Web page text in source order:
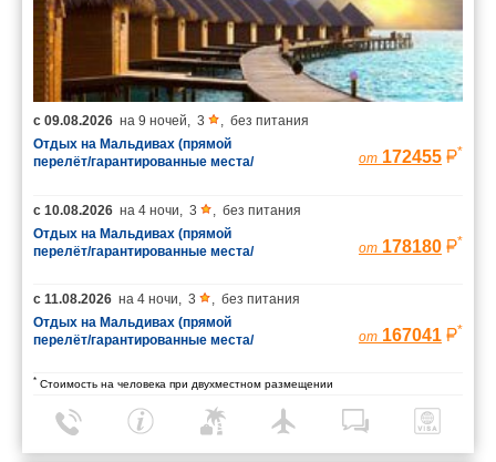
с 09.08.2026 на 9 ночей 3
без питания
Отдых на Мальдивах (прямой
перелёт/гарантированные места/
от 172455 *
с 10.08.2026 на 4 ночи 3
без питания
Отдых на Мальдивах (прямой
перелёт/гарантированные места/
от 178180 *
с 11.08.2026 на 4 ночи 3
без питания
Отдых на Мальдивах (прямой
перелёт/гарантированные места/
от 167041 *
* Стоимость на человека при двухместном размещении